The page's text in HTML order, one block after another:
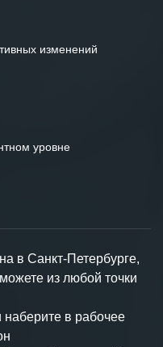
изменений
уровне
в Санкт-Петербурге,
из любой точки
в рабочее